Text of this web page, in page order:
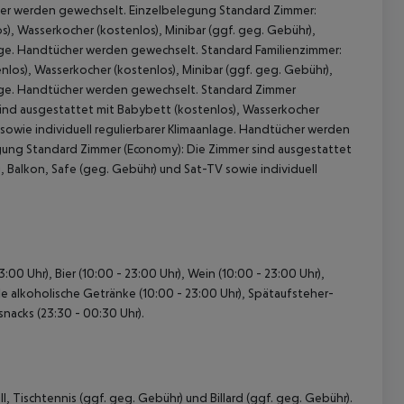
werden gewechselt. Einzelbelegung Standard Zimmer:
Wasserkocher (kostenlos), Minibar (ggf. geg. Gebühr),
Handtücher werden gewechselt. Standard Familienzimmer:
Wasserkocher (kostenlos), Minibar (ggf. geg. Gebühr),
Handtücher werden gewechselt. Standard Zimmer
ausgestattet mit Babybett (kostenlos), Wasserkocher
individuell regulierbarer Klimaanlage. Handtücher werden
Standard Zimmer (Economy): Die Zimmer sind ausgestattet
Safe (geg. Gebühr) und Sat-TV sowie individuell
Uhr), Bier (10:00 - 23:00 Uhr), Wein (10:00 - 23:00 Uhr),
alkoholische Getränke (10:00 - 23:00 Uhr), Spätaufsteher-
(23:30 - 00:30 Uhr).
(ggf. geg. Gebühr) und Billard (ggf. geg. Gebühr).